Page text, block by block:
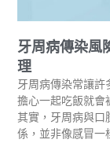
牙周病傳染風
理
牙周病傳染常讓許
擔心一起吃飯就會
其實，牙周病與口
係，並非像感冒一